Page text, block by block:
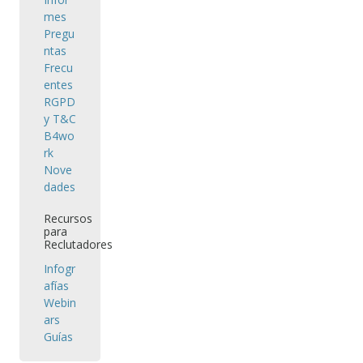
mes
Pregu
ntas
Frecu
entes
RGPD
y T&C
B4wo
rk
Nove
dades
Recursos
para
Reclutadores
Infogr
afías
Webin
ars
Guías